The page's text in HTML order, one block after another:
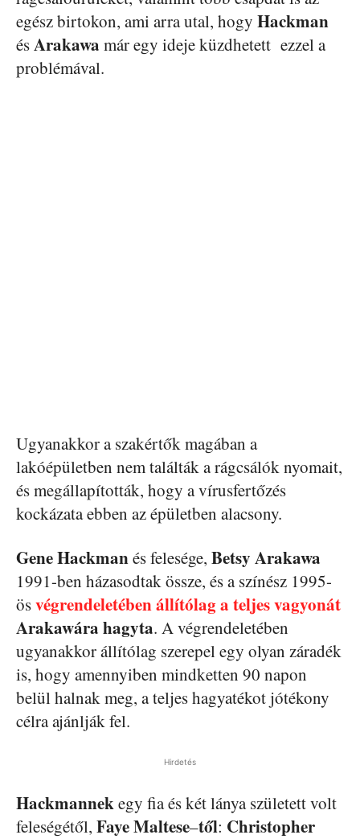
egész birtokon, ami arra utal, hogy Hackman
ésArakawa már egy ideje küzdhetett ezzel a
problémával.
Ugyanakkor a szakértők magában a
lakóépületben nem találták a rágcsálók nyomait,
és megállapították, hogy a vírusfertőzés
kockázata ebben az épületben alacsony.
Gene Hackmanés felesége, Betsy Arakawa
1991-ben házasodtak össze, és a színész 1995-
ösvégrendeletében állítólag a teljes vagyonát
Arakawára hagyta. A végrendeletében
ugyanakkor állítólag szerepel egy olyan záradék
is, hogy amennyiben mindketten 90 napon
belül halnak meg, a teljes hagyatékot jótékony
célra ajánlják fel.
Hirdetés
Hackmannekegy fia és két lánya született volt
feleségétől, FayeMaltese–től: Christopher